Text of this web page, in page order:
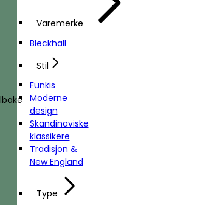
Varemerke
Bleckhall
Stil
Funkis
Moderne
design
Skandinaviske
klassikere
Tradisjon &
New England
Type